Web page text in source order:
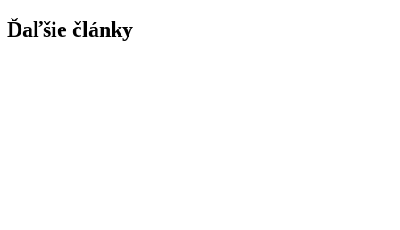
Ďaľšie články